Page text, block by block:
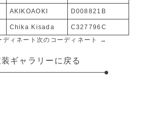
AKIKOAOKI D008821B
Chika Kisada
C327796C
ィネート 次のコーディネート →
装ギャラリーに戻る